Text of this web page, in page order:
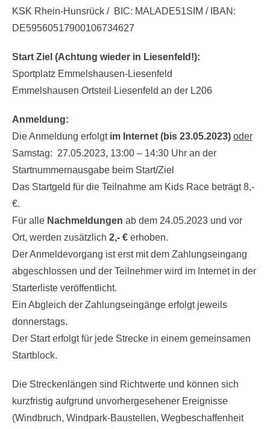
Kontoverbindung:
KSK Rhein-Hunsrück / BIC: MALADE51SIM / IBAN:
Start Ziel (Achtung wieder in Liesenfeld!):
Sportplatz Emmelshausen-Liesenfeld
Anmeldung:
Die Anmeldung erfolgt im Internet (bis 23.05.2023)
Samstag: 27.05.2023, 13:00 – 14:30 Uhr an der
Startnummernausgabe beim Start/Ziel
Das Startgeld für die Teilnahme am Kids Race beträgt 8,-
€.
Für alleNachmeldungenab dem 24.05.2023 und vor
Ort, werden zusätzlich2,- €erhoben.
Der Anmeldevorgang ist erst mit dem Zahlungseingang
abgeschlossen und der Teilnehmer wird im Internet in der
Starterliste veröffentlicht.
Ein Abgleich der Zahlungseingänge erfolgt jeweils
donnerstags.
Der Start erfolgt für jede Strecke in einem gemeinsamen
Die Streckenlängen sind Richtwerte und können sich
kurzfristig aufgrund unvorhergesehener Ereignisse